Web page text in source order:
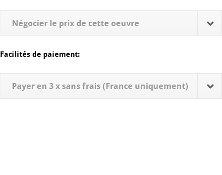
Négocier le prix de cette oeuvre
Facilités de paiement:
Payer en 3 x sans frais (France uniquement)